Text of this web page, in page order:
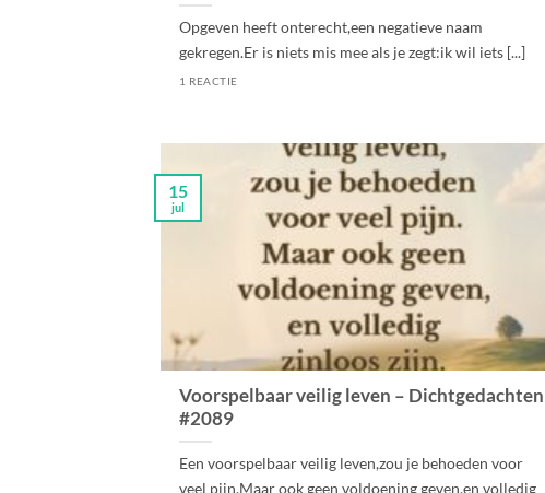
Opgeven heeft onterecht,een negatieve naam
gekregen.Er is niets mis mee als je zegt:ik wil iets [...]
1 REACTIE
Voorspelbaar veilig leven – Dichtgedachten
#2089
Een voorspelbaar veilig leven,zou je behoeden voor
veel pijn.Maar ook geen voldoening geven,en volledig
15
jul